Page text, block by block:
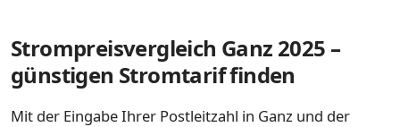
Strompreisvergleich Ganz 2025 –
günstigen Stromtarif finden
Mit der Eingabe Ihrer Postleitzahl in Ganz und der